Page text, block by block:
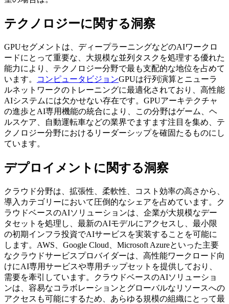
テクノロジーに関する洞察
GPUセグメントは、ディープラーニングなどのAIワークロ
ードにとって重要な、大規模な並列タスクを処理する優れた
能力により、テクノロジー分野で最も支配的な地位を占めて
います。
コンピュータビジョンGPUは行列演算とニューラ
ルネットワークのトレーニングに最適化されており、高性能
AIシステムには欠かせない存在です。GPUアーキテクチャ
の進歩とAI専用機能の統合により、この分野はゲーム、ヘ
ルスケア、自動運転車などの業界でますます注目を集め、テ
クノロジー分野におけるリーダーシップを確固たるものにし
ています。
デプロイメントに関する洞察
クラウド分野は、拡張性、柔軟性、コスト効率の高さから、
導入カテゴリーにおいて圧倒的なシェアを占めています。ク
ラウドベースのAIソリューションは、企業が大規模なデー
タセットを処理し、最新のAIモデルにアクセスし、最小限
の初期インフラ投資でAIサービスを実装することを可能に
します。AWS、Google Cloud、Microsoft Azureといった主要
なクラウドサービスプロバイダーは、高性能ワークロード向
けにAI専用サービスや専用チップセットを提供しており、
需要を牽引しています。クラウドベースのAIソリューショ
ンは、容易なコラボレーションとグローバルなリソースへの
アクセスも可能にするため、あらゆる規模の組織にとって最